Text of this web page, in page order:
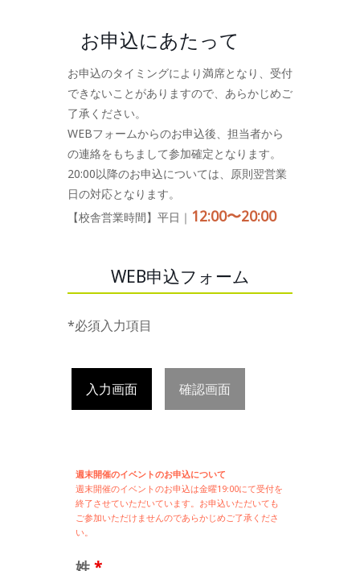
お申込にあたって
お申込のタイミングにより満席となり、受付
できないことがありますので、あらかじめご
了承ください。
WEBフォームからのお申込後、担当者から
の連絡をもちまして参加確定となります。
20:00以降のお申込については、原則翌営業
日の対応となります。
【校舎営業時間】平日｜ 12:00〜20:00
WEB申込フォーム
*必須入力項目
入力画面 確認画面
週末開催のイベントのお申込について
週末開催のイベントのお申込は金曜19:00にて受付を
終了させていただいています。お申込いただいても
ご参加いただけませんのであらかじめご了承くださ
い。
姓 *